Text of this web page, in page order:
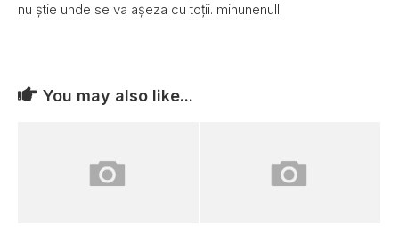
nu știe unde se va așeza cu toții. minunenull
You may also like...